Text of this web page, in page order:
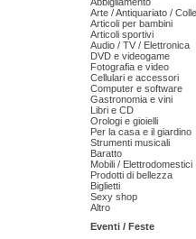
Arte / Antiquariato /
Articoli per bambini
Articoli sportivi
Audio / TV / Elettronica
DVD e videogame
Fotografia e video
Cellulari e accessori
Computer e software
Gastronomia e vini
Libri e CD
Orologi e gioielli
Per la casa e il giardino
Strumenti musicali
Baratto
Mobili / Elettrodomestici
Prodotti di bellezza
Biglietti
Sexy shop
Altro
Eventi / Feste